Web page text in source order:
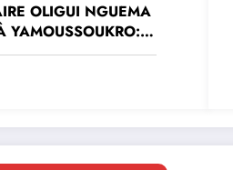
OLIGUI NGUEMA
YAMOUSSOUKRO:LE
CLAUDE DANHO